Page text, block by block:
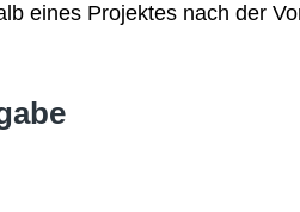
eines Projektes nach der